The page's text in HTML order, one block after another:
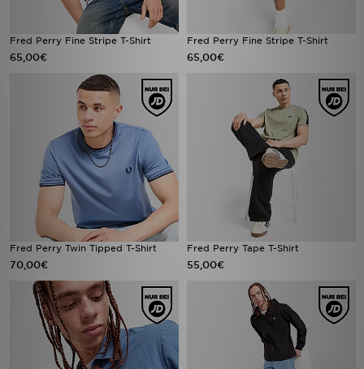
Fred Perry Fine Stripe T-Shirt
65,00€
Fred Perry Fine Stripe T-Shirt
65,00€
Fred Perry Twin Tipped T-Shirt
70,00€
Fred Perry Tape T-Shirt
55,00€